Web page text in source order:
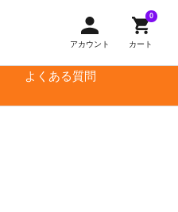
アカウント カート
0
よくある質問